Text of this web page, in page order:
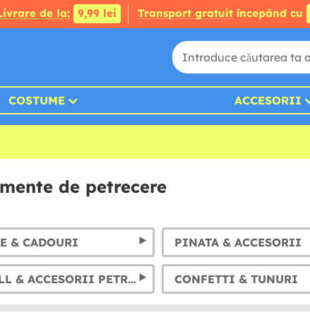
de la: 9,99 lei Transport gratuitîncepând cu
COSTUME ACCESORII
de petrecere
& CADOURI PINATA & ACCESORII
PHOTOCALL & ACCESORII PETRECERE CONFETTI & TUNURI